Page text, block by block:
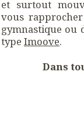
et surtout
vous
gymnastique ou
type Imoove.
Dans